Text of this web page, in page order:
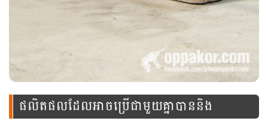
ផលិតផលដែលអាចប្រើជាមួយគ្នាបាននិង